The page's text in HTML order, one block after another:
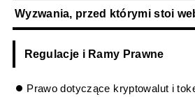
Wyzwania, przed którymi stoi
Regulacje i Ramy Prawne
Prawo dotyczące kryptowalut i